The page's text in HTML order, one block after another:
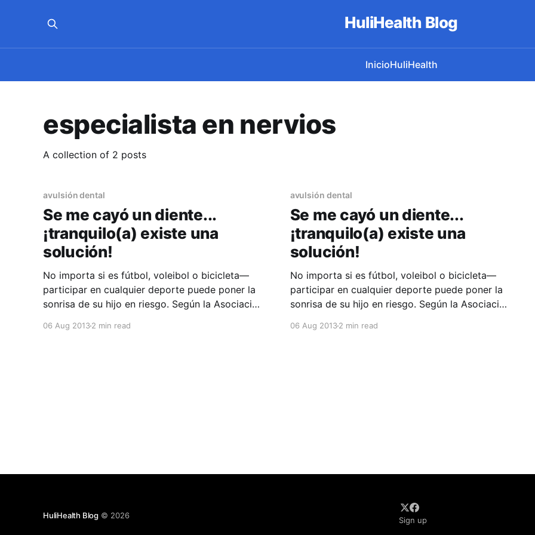
HuliHealth Blog
InicioHuliHealth
especialista en nervios
A collection of 2 posts
avulsión dental
Se me cayó un diente...
¡tranquilo(a) existe una
solución!
No importa si es fútbol, voleibol o bicicleta—
participar en cualquier deporte puede poner la
sonrisa de su hijo en riesgo. Según la Asociación
causadas por deportes son la causa número uno
06 Aug 20132 min read
avulsión dental
Se me cayó un diente...
¡tranquilo(a) existe una
solución!
No importa si es fútbol, voleibol o bicicleta—
participar en cualquier deporte puede poner la
sonrisa de su hijo en riesgo. Según la Asociación
causadas por deportes son la causa número uno
06 Aug 20132 min read
HuliHealth Blog © 2026
Sign up